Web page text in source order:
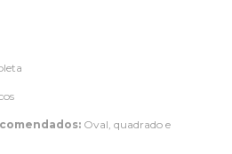
Oval, quadrado e